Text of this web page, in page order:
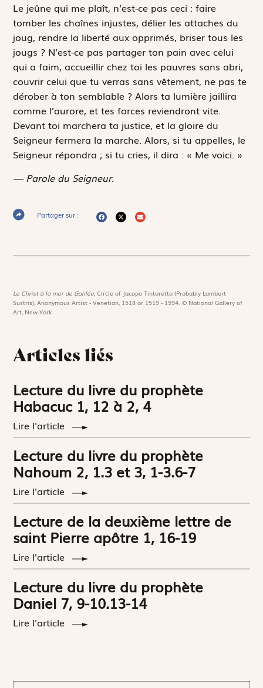
Le jeûne qui me plaît, n’est-ce pas ceci : faire
tomber les chaînes injustes, délier les attaches du
joug, rendre la liberté aux opprimés, briser tous les
jougs ? N’est-ce pas partager ton pain avec celui
qui a faim, accueillir chez toi les pauvres sans abri,
couvrir celui que tu verras sans vêtement, ne pas te
dérober à ton semblable ? Alors ta lumière jaillira
comme l’aurore, et tes forces reviendront vite.
Devant toi marchera ta justice, et la gloire du
Seigneur fermera la marche. Alors, si tu appelles, le
Seigneur répondra ; si tu cries, il dira : « Me voici. »
— Parole du Seigneur.
Partager sur :
Le Christ à la mer de Galilée,Circle of Jacopo Tintoretto (Probably Lambert
Sustris), Anonymous Artist - Venetian, 1518 or 1519 - 1594. © National Gallery of
Art, New-York
Articles liés
Lecture du livre du prophète
Habacuc 1, 12 à 2, 4
Lire l'article
Lecture du livre du prophète
Nahoum 2, 1.3 et 3, 1-3.6-7
Lire l'article
Lecture de la deuxième lettre de
saint Pierre apôtre 1, 16-19
Lire l'article
Lecture du livre du prophète
Daniel 7, 9-10.13-14
Lire l'article